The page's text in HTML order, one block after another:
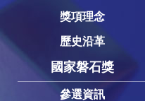
獎項理念
歷史沿革
國家磐石獎
參選資訊